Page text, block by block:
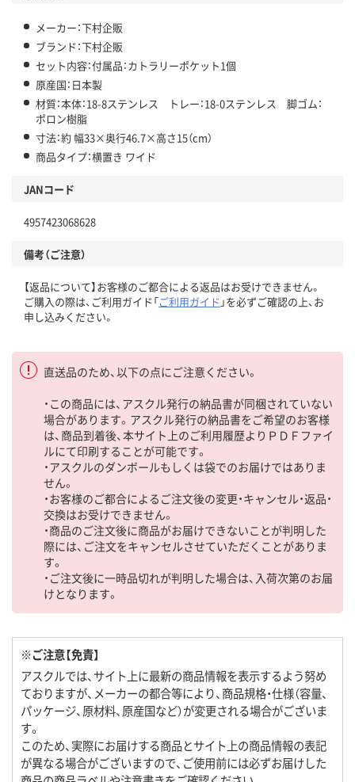
メーカー：下村企販
ブランド：下村企販
セット内容：付属品：カトラリーポケット1個
原産国：日本製
材質：本体：18-8ステンレス トレー：18-0ステンレス 脚ゴム：
ポロン樹脂
寸法：約 幅33×奥行46.7×高さ15（cm）
商品タイプ：横置き ワイド
JANコード
4957423068628
備考（ご注意）
【返品について】お客様のご都合による返品はお受けできません。
ご購入の際は、ご利用ガイド「ご利用ガイド 」を必ずご確認の上、お
申し込みください。
直送品のため、以下の点にご注意ください。
・この商品には、アスクル発行の納品書が同梱されていない
場合があります。アスクル発行の納品書をご希望のお客様
は、商品到着後、本サイト上のご利用履歴よりＰＤＦファイ
ルにて印刷することが可能です。
・アスクルのダンボールもしくは袋でのお届けではありま
せん。
・お客様のご都合によるご注文後の変更・キャンセル・返品・
交換はお受けできません。
・商品のご注文後に商品がお届けできないことが判明した
際には、ご注文をキャンセルさせていただくことがありま
す。
・ご注文後に一時品切れが判明した場合は、入荷次第のお届
けとなります。
※ご注意【免責】
アスクルでは、サイト上に最新の商品情報を表示するよう努め
ておりますが、メーカーの都合等により、商品規格・仕様（容量、
パッケージ、原材料、原産国など）が変更される場合がございま
す。
このため、実際にお届けする商品とサイト上の商品情報の表記
が異なる場合がございますので、ご使用前には必ずお届けした